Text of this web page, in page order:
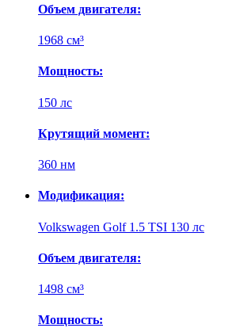
Объем двигателя:
1968 см³
Мощность:
150 лс
Крутящий момент:
360 нм
Модификация:
Volkswagen Golf 1.5 TSI 130 лс
Объем двигателя:
1498 см³
Мощность: